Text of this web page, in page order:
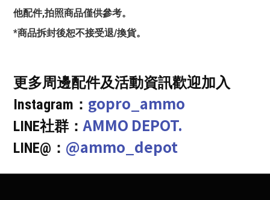
他配件,拍照商品僅供參考。
*商品拆封後恕不接受退/換貨。
更多周邊配件及活動資訊歡迎加入
Instagram： gopro_ammo
LINE社群：AMMO DEPOT.
LINE@： @ammo_depot